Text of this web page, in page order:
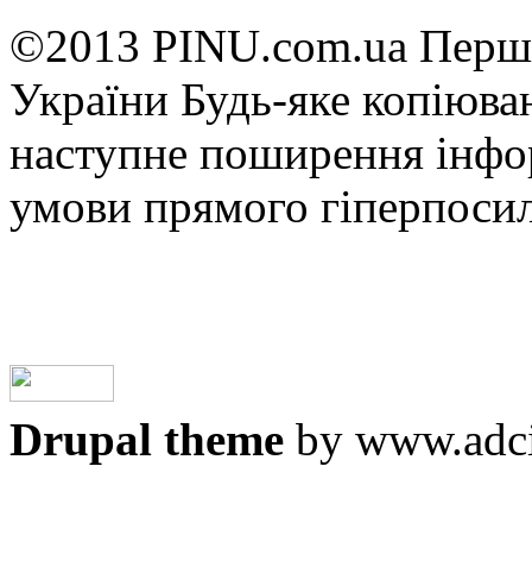
©2013 PINU.com.ua
України Будь-яке
наступне поширення
умови прямого
Drupal theme by